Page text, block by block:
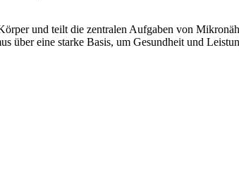
und teilt die zentralen Aufgaben von
über eine starke Basis, um Gesundheit und